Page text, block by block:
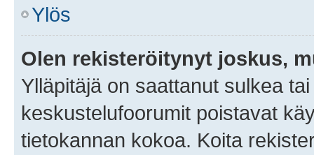
Ylös
Olen rekisteröitynyt joskus,
Ylläpitäjä on saattanut sulkea
keskustelufoorumit poistavat
tietokannan kokoa. Koita